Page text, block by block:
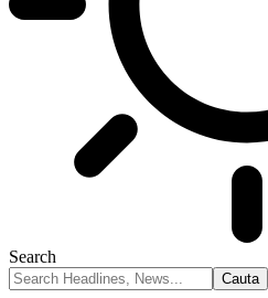
Search